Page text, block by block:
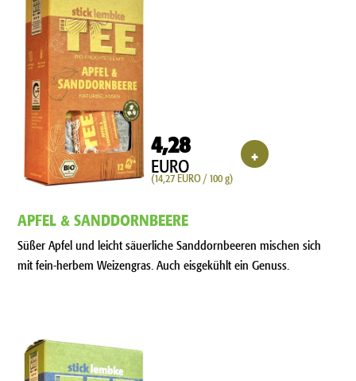
4,28
EURO
(14,27 EURO / 100 g)
+
APFEL & SANDDORNBEERE
Süßer Apfel und leicht säuerliche Sanddornbeeren mischen sich
mit fein-herbem Weizengras. Auch eisgekühlt ein Genuss.